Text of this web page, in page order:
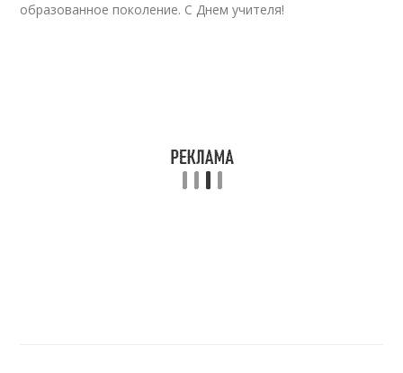
образованное поколение. С Днем учителя!